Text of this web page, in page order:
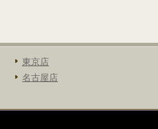
東京店
名古屋店